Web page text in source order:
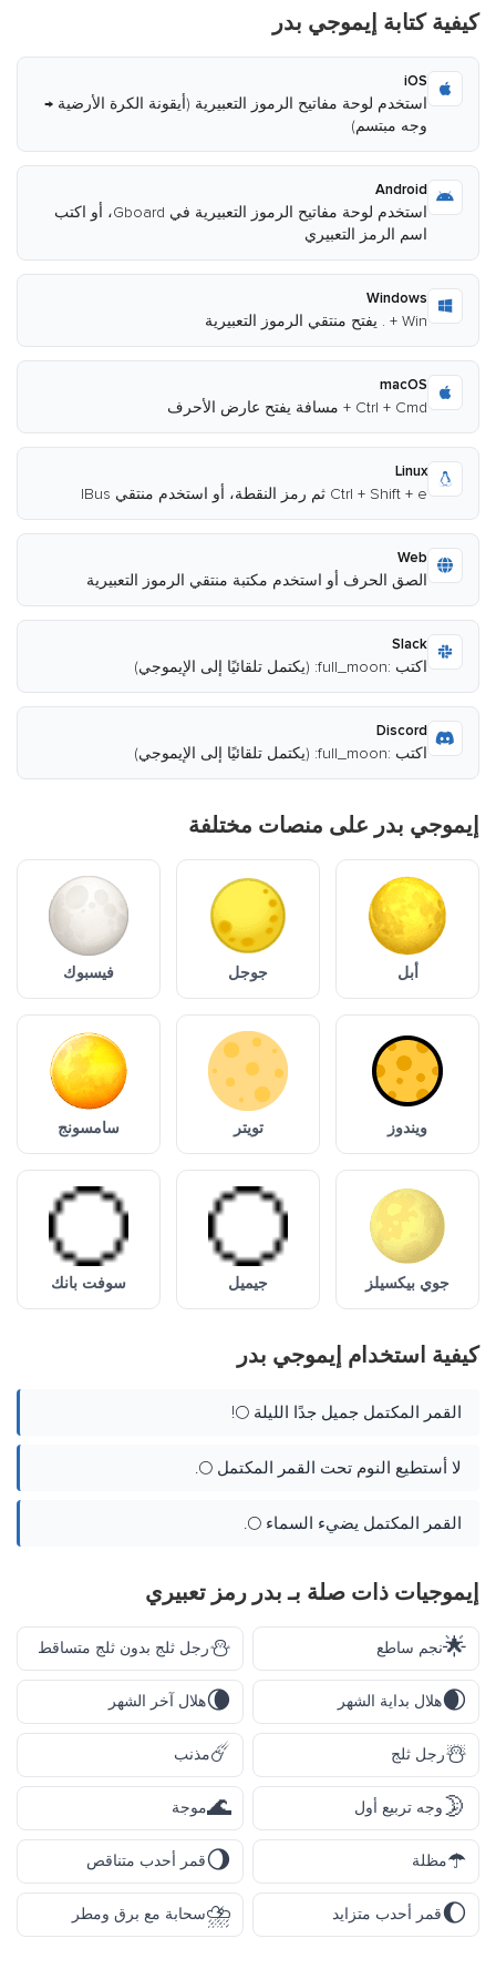
كيفية كتابة إيموجي بدر
iOS
استخدم لوحة مفاتيح الرموز التعبيرية (أيقونة الكرة الأرضية →
وجه مبتسم)
Android
استخدم لوحة مفاتيح الرموز التعبيرية في Gboard، أو اكتب
اسم الرمز التعبيري
Windows
Win + . يفتح منتقي الرموز التعبيرية
macOS
Ctrl + Cmd + مسافة يفتح عارض الأحرف
Linux
Ctrl + Shift + e ثم رمز النقطة، أو استخدم منتقي IBus
Web
الصق الحرف أو استخدم مكتبة منتقي الرموز التعبيرية
Slack
اكتب :full_moon: (يكتمل تلقائيًا إلى الإيموجي)
Discord
اكتب :full_moon: (يكتمل تلقائيًا إلى الإيموجي)
إيموجي بدر على منصات مختلفة
أبل جوجل فيسبوك
ويندوز تويتر سامسونج
جوي بيكسيلز جيميل سوفت بانك
كيفية استخدام إيموجي بدر
القمر المكتمل جميل جدًا الليلة 🌕!
لا أستطيع النوم تحت القمر المكتمل 🌕.
القمر المكتمل يضيء السماء 🌕.
إيموجيات ذات صلة بـ بدر رمز تعبيري
🌟نجم ساطع ⛄رجل ثلج بدون ثلج متساقط
🌒هلال بداية الشهر 🌘هلال آخر الشهر
☃️رجل ثلج ☄️مذنب
🌛وجه تربيع أول 🌊موجة
☂️مظلة 🌖قمر أحدب متناقص
🌔قمر أحدب متزايد ⛈️سحابة مع برق ومطر